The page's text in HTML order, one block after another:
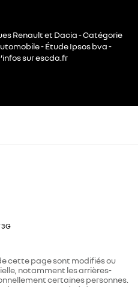
Renault et Dacia - Catégorie
- Étude Ipsos bva -
sur escda.fr
cette page sont modifiés ou
notamment les arrières-
certaines personnes.